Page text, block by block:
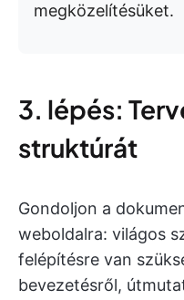
megközelítésüket.
3. lépés:
struktúrát
Gondoljon a
weboldalra: világos
felépítésre van
bevezetésről,